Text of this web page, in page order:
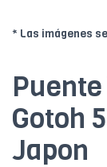
* Las imágenes
Gotoh
Japon